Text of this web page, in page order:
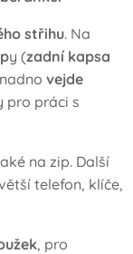
střihu. Na
y (zadní kapsa
vejde
pro práci s
na zip. Další
telefon, klíče,
, pro